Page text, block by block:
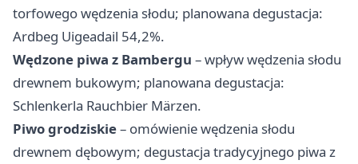
torfowego wędzenia słodu; planowana degustacja:
Ardbeg Uigeadail 54,2%.
Wędzone piwa z Bambergu – wpływ wędzenia słodu
drewnem bukowym; planowana degustacja:
Schlenkerla Rauchbier Märzen.
Piwo grodziskie– omówienie wędzenia słodu
drewnem dębowym; degustacja tradycyjnego piwa z